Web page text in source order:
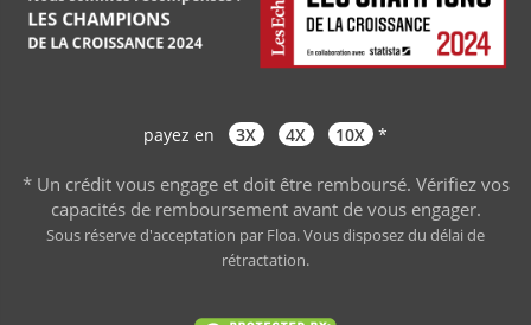
payez en 3X 4X 10X *
* Un crédit vous engage et doit être remboursé. Vérifiez vos
capacités de remboursement avant de vous engager.
Sous réserve d'acceptation par Floa. Vous disposez du délai de
rétractation.